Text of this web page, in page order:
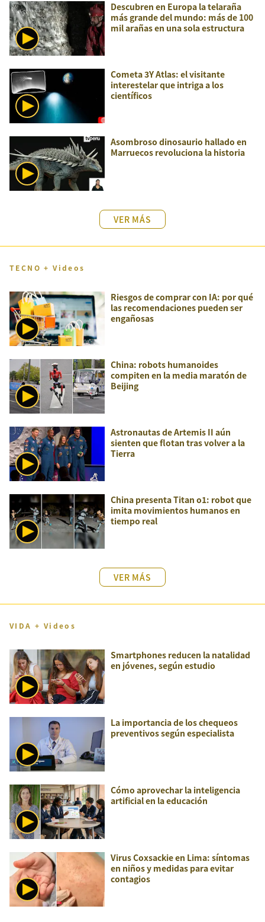
Descubren en Europa la telaraña
más grande del mundo: más de 100
mil arañas en una sola estructura
Cometa 3Y Atlas: el visitante
interestelar que intriga a los
científicos
Asombroso dinosaurio hallado en
Marruecos revoluciona la historia
VER MÁS
TECNO + Videos
Riesgos de comprar con IA: por qué
las recomendaciones pueden ser
engañosas
China: robots humanoides
compiten en la media maratón de
Beijing
Astronautas de Artemis II aún
sienten que flotan tras volver a la
Tierra
China presenta Titan o1: robot que
imita movimientos humanos en
tiempo real
VER MÁS
VIDA + Videos
Smartphones reducen la natalidad
en jóvenes, según estudio
La importancia de los chequeos
preventivos según especialista
Cómo aprovechar la inteligencia
artificial en la educación
Virus Coxsackie en Lima: síntomas
en niños y medidas para evitar
contagios